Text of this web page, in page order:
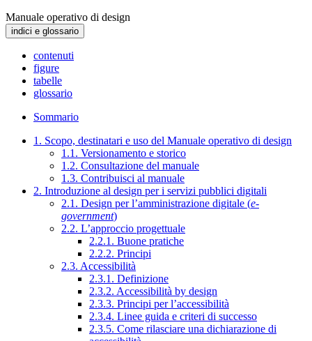
Manuale operativo di design
indici e glossario
contenuti
figure
tabelle
glossario
Sommario
1. Scopo, destinatari e uso del Manuale operativo di design
1.1. Versionamento e storico
1.2. Consultazione del manuale
1.3. Contribuisci al manuale
2. Introduzione al design per i servizi pubblici digitali
2.1. Design per l’amministrazione digitale (e-
government)
2.2. L’approccio progettuale
2.2.1. Buone pratiche
2.2.2. Principi
2.3. Accessibilità
2.3.1. Definizione
2.3.2. Accessibilità by design
2.3.3. Principi per l’accessibilità
2.3.4. Linee guida e criteri di successo
2.3.5. Come rilasciare una dichiarazione di